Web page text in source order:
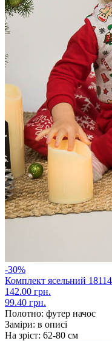
-30%
Комплект ясельний
142.00 грн.
99.40 грн.
Полотно: футер начос
Заміри: в описі
На зріст: 62-80 см